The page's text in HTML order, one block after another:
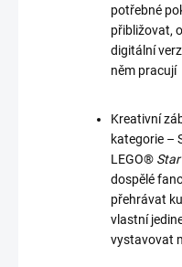
potřebné
přibližovat,
digitální
něm pracují
Kreativní
kategorie –
LEGO®
dospělé
přehrávat
vlastní
vystavovat